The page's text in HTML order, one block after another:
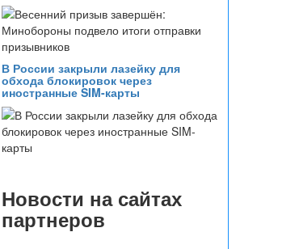
В России закрыли лазейку для
обхода блокировок через
иностранные SIM-карты
Новости на сайтах
партнеров